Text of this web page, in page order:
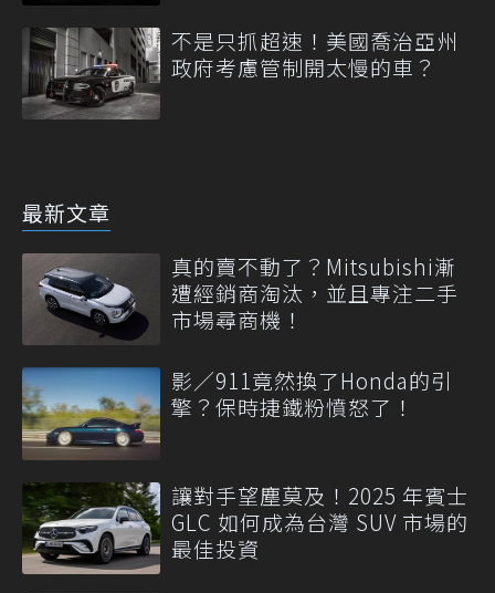
不是只抓超速！美國喬治亞州
政府考慮管制開太慢的車？
最新文章
真的賣不動了？Mitsubishi漸
遭經銷商淘汰，並且專注二手
市場尋商機！
影／911竟然換了Honda的引
擎？保時捷鐵粉憤怒了！
讓對手望塵莫及！2025 年賓士
GLC 如何成為台灣 SUV 市場的
最佳投資